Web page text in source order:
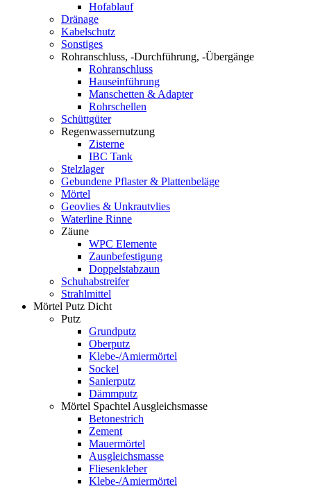
Hofablauf
Dränage
Kabelschutz
Sonstiges
Rohranschluss, -Durchführung, -Übergänge
Rohranschluss
Hauseinführung
Manschetten & Adapter
Rohrschellen
Schüttgüter
Regenwassernutzung
Zisterne
IBC Tank
Stelzlager
Gebundene Pflaster & Plattenbeläge
Mörtel
Geovlies & Unkrautvlies
Waterline Rinne
Zäune
WPC Elemente
Zaunbefestigung
Doppelstabzaun
Schuhabstreifer
Strahlmittel
Mörtel Putz Dicht
Putz
Grundputz
Oberputz
Klebe-/Amiermörtel
Sockel
Sanierputz
Dämmputz
Mörtel Spachtel Ausgleichsmasse
Betonestrich
Zement
Mauermörtel
Ausgleichsmasse
Fliesenkleber
Klebe-/Amiermörtel